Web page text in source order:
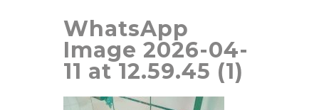
WhatsApp
Image 2026-04-
11 at 12.59.45 (1)